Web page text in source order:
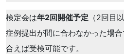
検定会は年2回開催予定 （2回目
症例提出が間に合わなかった場
合えば受検可能です。